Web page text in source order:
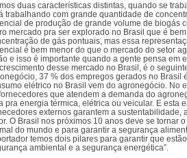
duas características distintas, quando se
trabalhando com grande quantidade de
de produção de grande volume de biogás
mercado pra ser explorado no Brasil que é
de gás pontuais, mas essa
é bem menor do que o mercado do setor
e isso é importante quando a gente pensa em
desse mercado no Brasil, é o
37 % dos empregos gerados no Brasil
elétrico no Brasil vem do agronegócio. No
que atendem a demanda do
pra energia térmica, elétrica ou veicular. E esta
externos garantem a sustentabilidade,
O Brasil nos próximos 10 anos deve se tornar
do mundo e para garantir a segurança
temos dois pilares para garantir que
ambiental e a segurança energética”.